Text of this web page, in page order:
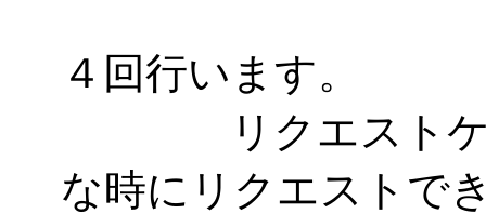
４回行います。
リクエストケー
な時にリクエストで